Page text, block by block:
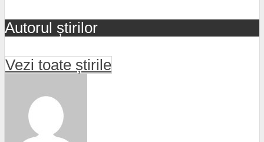
Autorul știrilor
Vezi toate știrile